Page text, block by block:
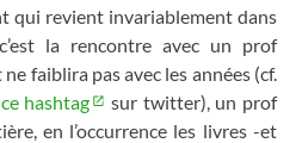
qui revient invariablement dans
la rencontre avec un prof
faiblira pas avec les années (cf.
ce hashtag
sur twitter), un prof
en l’occurrence les livres -et